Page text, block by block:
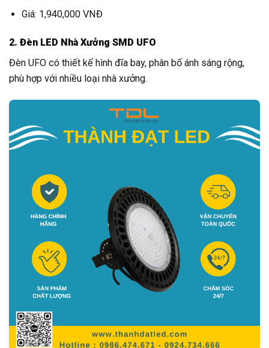
Giá: 1,940,000 VNĐ
2. Đèn LED Nhà Xưởng SMD UFO
Đèn UFO có thiết kế hình đĩa bay, phân bố ánh sáng rộng,
phù hợp với nhiều loại nhà xưởng.